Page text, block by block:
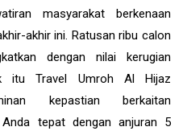
masyarakat berkenaan
akhir ini. Ratusan ribu calon
dengan nilai kerugian
itu Travel Umroh Al Hijaz
kepastian berkaitan
tepat dengan anjuran 5